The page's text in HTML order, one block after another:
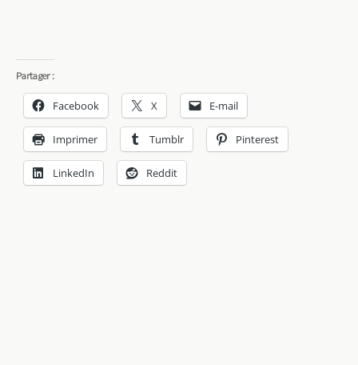
Partager :
Facebook X E-mail
Imprimer Tumblr Pinterest
LinkedIn Reddit